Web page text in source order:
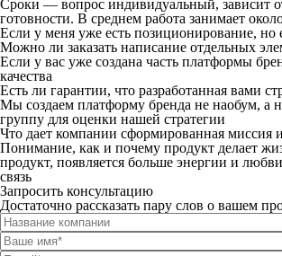
Сроки — вопрос индивидуальный, зависит
готовности. В среднем работа занимает
Если у меня уже есть позиционирование, но
Можно ли заказать написание отдельных
Если у вас уже создана часть платформы
качества
Есть ли гарантии, что разработанная вами
Мы создаем платформу бренда не наобум, а
группу для оценки нашей стратегии
Что дает компании сформированная миссия
Понимание, как и почему продукт делает
продукт, появляется больше энергии и
связь
Запросить консультацию
Достаточно рассказать пару слов о вашем